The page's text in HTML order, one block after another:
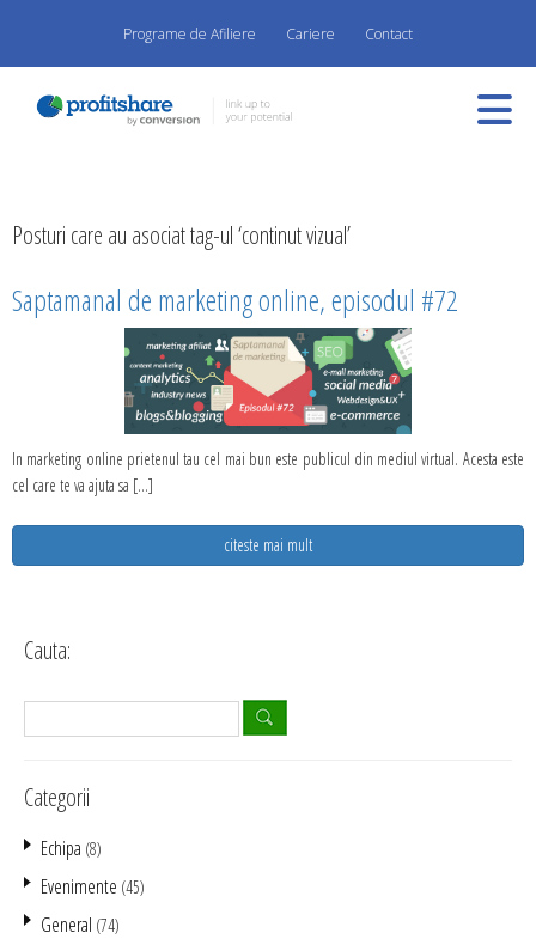
Programe de Afiliere Cariere Contact
Posturi care au asociat tag-ul ‘continut vizual’
Saptamanal de marketing online, episodul #72
In marketing online prietenul tau cel mai bun este publicul din mediul virtual. Acesta este
cel care te va ajuta sa [...]
citeste mai mult
Cauta:
Categorii
Echipa (8)
Evenimente (45)
General (74)